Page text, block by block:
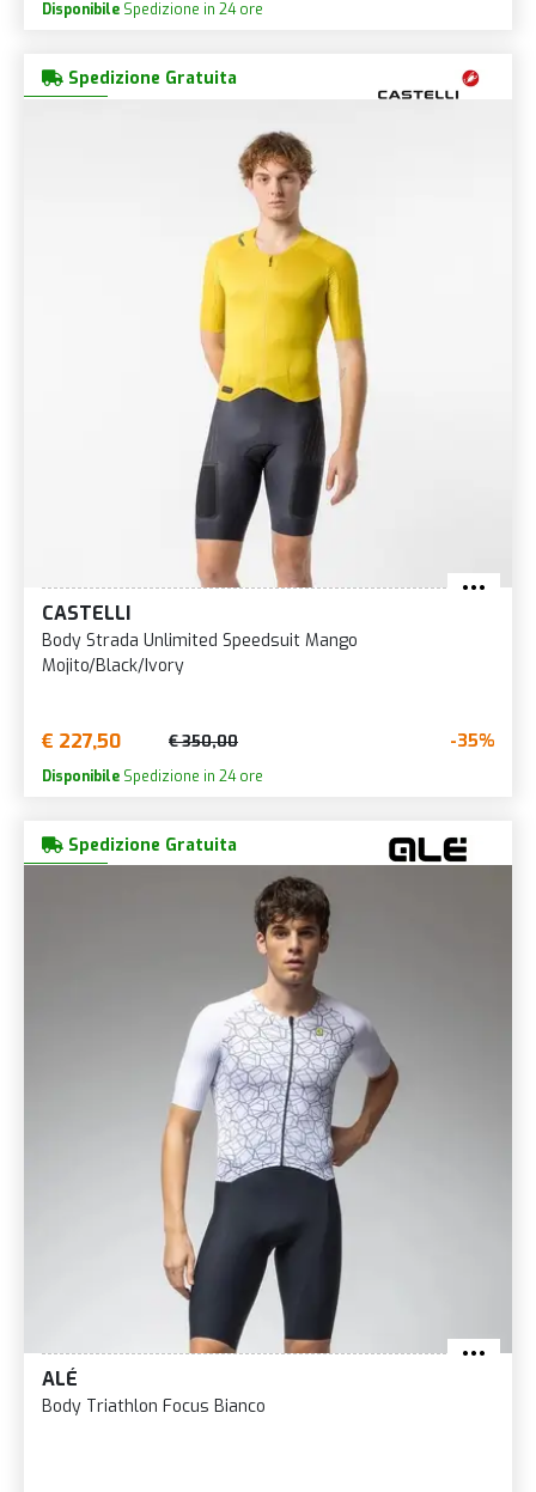
Disponibile Spedizione in 24 ore
Spedizione Gratuita
CASTELLI
Body Strada Unlimited Speedsuit Mango
Mojito/Black/Ivory
€ 227,50 € 350,00 -35%
Disponibile Spedizione in 24 ore
Spedizione Gratuita
ALÉ
Body Triathlon Focus Bianco